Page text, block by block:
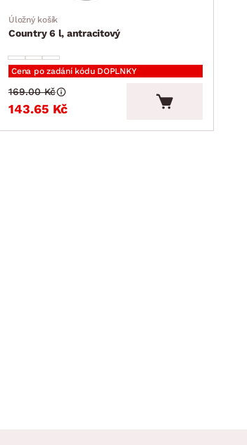
Úložný košík
Country 6 l, antracitový
Cena po zadání kódu DOPLNKY
143.65 Kč
169.00 Kč